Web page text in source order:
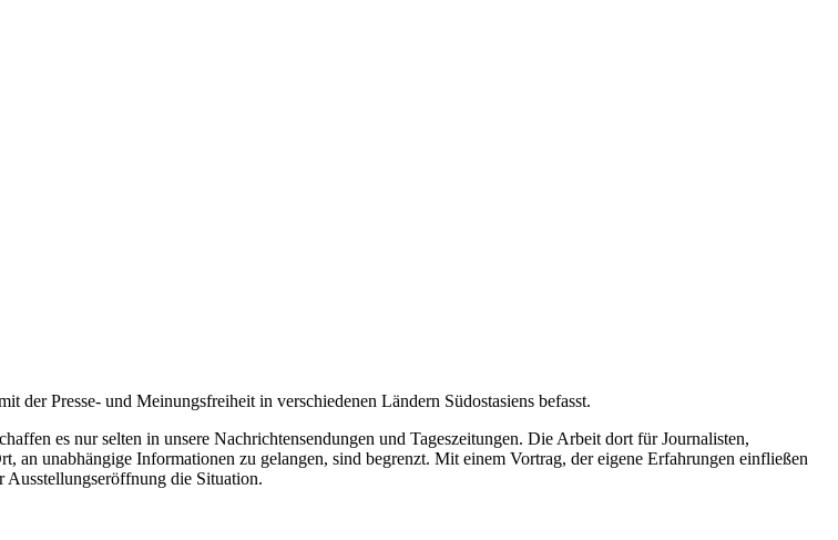
der Presse- und Meinungsfreiheit in verschiedenen Ländern Südostasiens befasst.
es nur selten in unsere Nachrichtensendungen und Tageszeitungen. Die Arbeit dort für Journalisten,
unabhängige Informationen zu gelangen, sind begrenzt. Mit einem Vortrag, der eigene Erfahrungen einfließen
Ausstellungseröffnung die Situation.